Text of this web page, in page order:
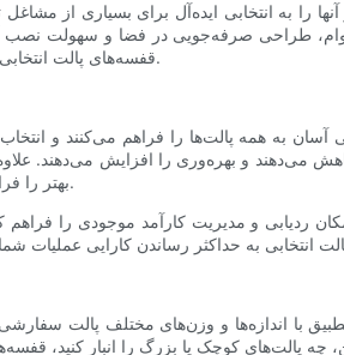
را به انتخابی ایده‌آل برای بسیاری از
طراحی صرفه‌جویی در فضا و سهولت نصب
قفسه‌های پالت انتخابی بهترین انتخاب برای نیازهای ذخیره‌سازی شما هستند، خواهید داشت.
به همه پالت‌ها را فراهم می‌کنند و
و بهره‌وری را افزایش می‌دهند. علاوه
بهتر را فراهم می‌کند که می‌تواند به حفظ کیفیت کالاهای ذخیره شده کمک کند.
ردیابی و مدیریت کارآمد موجودی را
با اندازه‌ها و وزن‌های مختلف پالت